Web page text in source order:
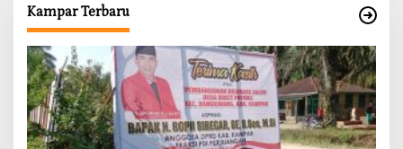
Kampar Terbaru